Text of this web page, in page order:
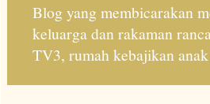
Blog yang membicarakan
keluarga dan rakaman
TV3, rumah kebajikan